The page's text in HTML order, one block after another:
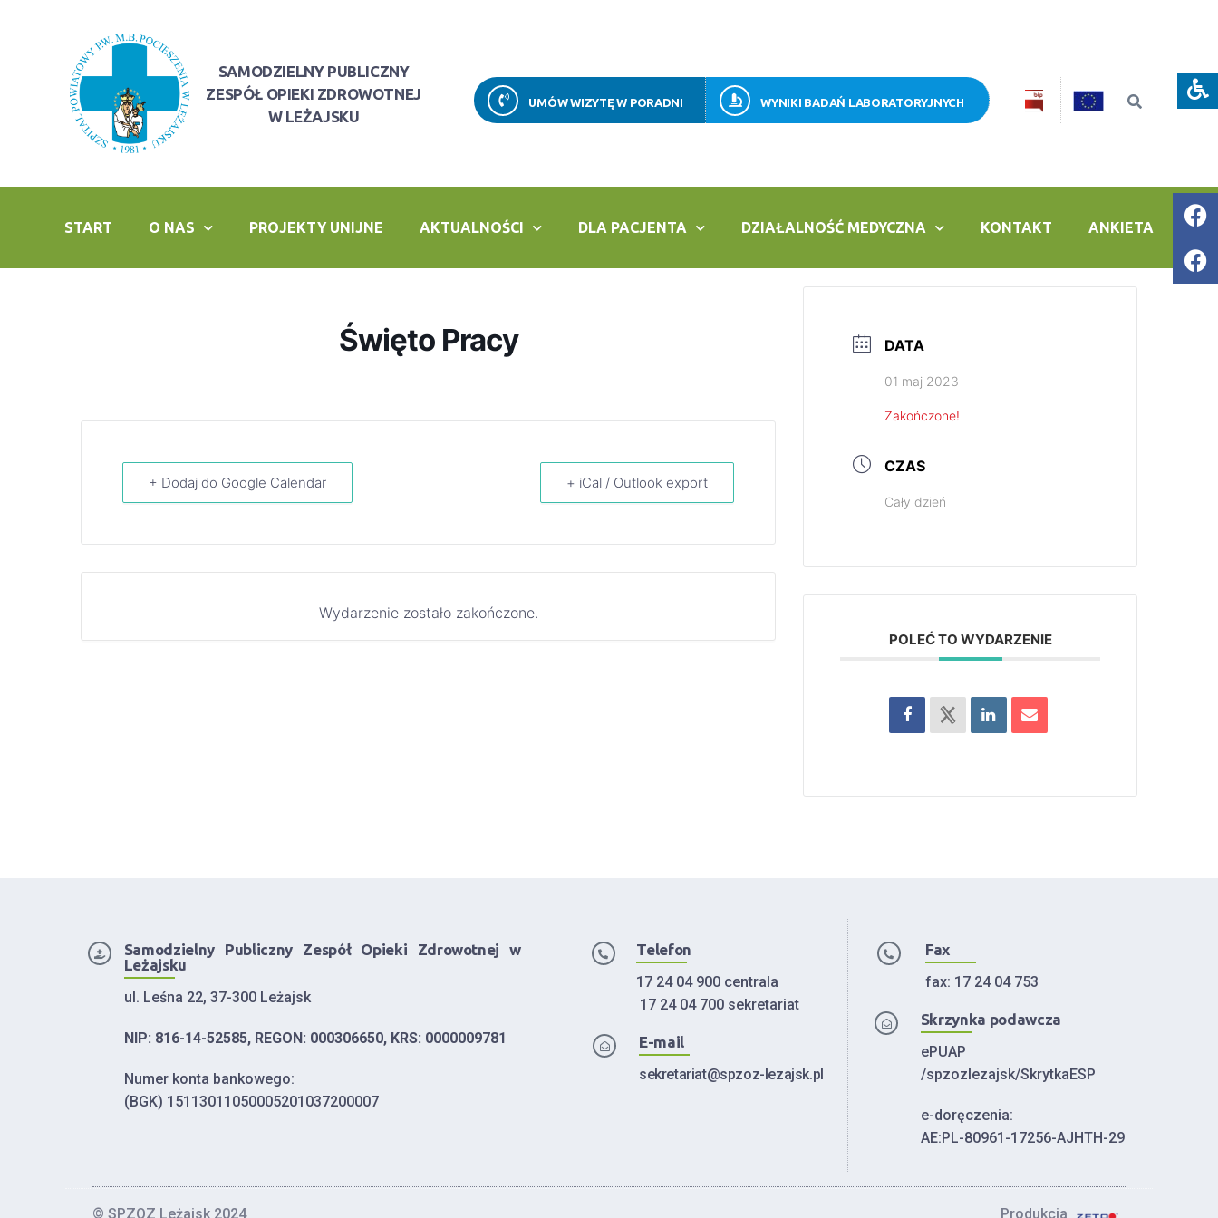
SAMODZIELNY PUBLICZNY
ZESPÓŁ OPIEKI ZDROWOTNEJ
W LEŻAJSKU
UMÓW WIZYTĘ W PORADNI WYNIKI BADAŃ LABORATORYJNYCH
START O NAS PROJEKTY UNIJNE AKTUALNOŚCI DLA PACJENTA DZIAŁALNOŚĆ MEDYCZNA KONTAKT ANKIETA
Święto Pracy
+ Dodaj do Google Calendar + iCal / Outlook export
Wydarzenie zostało zakończone.
DATA
01 maj 2023
Zakończone!
CZAS
Cały dzień
POLEĆ TO WYDARZENIE
Samodzielny Publiczny Zespół Opieki Zdrowotnej w
Leżajsku
ul. Leśna 22, 37-300 Leżajsk
NIP: 816-14-52585, REGON: 000306650, KRS: 0000009781
Numer konta bankowego:
(BGK) 15113011050005201037200007
Telefon
17 24 04 900 centrala
17 24 04 700 sekretariat
E-mail
sekretariat@spzoz-lezajsk.pl
Fax
fax: 17 24 04 753
Skrzynka podawcza
ePUAP
/spzozlezajsk/SkrytkaESP
e-doręczenia:
AE:PL-80961-17256-AJHTH-29
© SPZOZ Leżajsk 2024 Produkcja